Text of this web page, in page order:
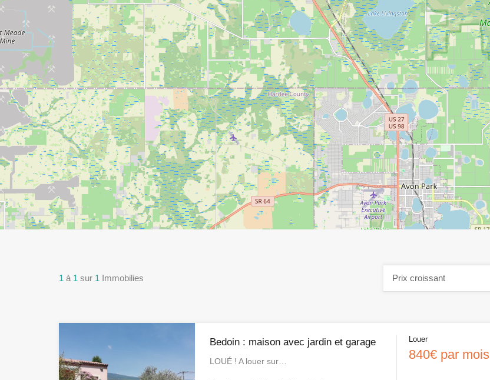
1 à 1 sur 1 Immobilies Prix croissant
Bedoin : maison avec jardin et garage
LOUÉ ! A louer sur…
Louer
840€ par mois